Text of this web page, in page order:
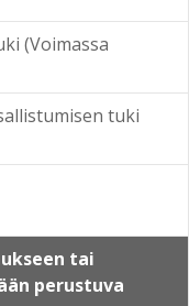
(Voimassa
tuki
tai
perustuva